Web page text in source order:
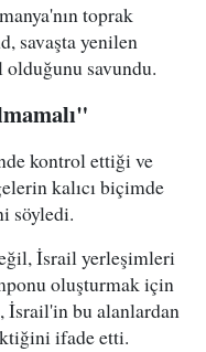
toprak
savaşta yenilen
savundu.
kontrol ettiği ve
kalıcı biçimde
söyledi.
İsrail yerleşimleri
oluşturmak için
İsrail'in bu alanlardan
ifade etti.